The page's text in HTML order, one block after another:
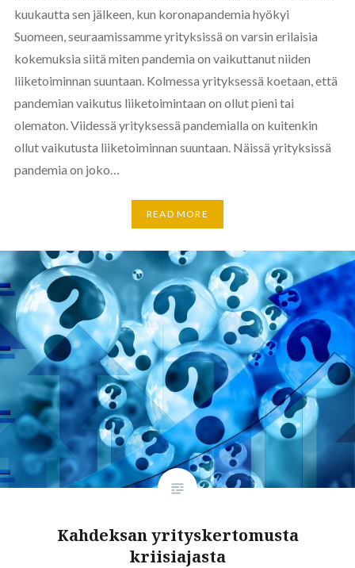
kuukautta sen jälkeen, kun koronapandemia hyökyi
Suomeen, seuraamissamme yrityksissä on varsin erilaisia
kokemuksia siitä miten pandemia on vaikuttanut niiden
liiketoiminnan suuntaan. Kolmessa yrityksessä koetaan, että
pandemian vaikutus liiketoimintaan on ollut pieni tai
olematon. Viidessä yrityksessä pandemialla on kuitenkin
ollut vaikutusta liiketoiminnan suuntaan. Näissä yrityksissä
pandemia on joko…
READ MORE
Kahdeksan yrityskertomusta
kriisiajasta